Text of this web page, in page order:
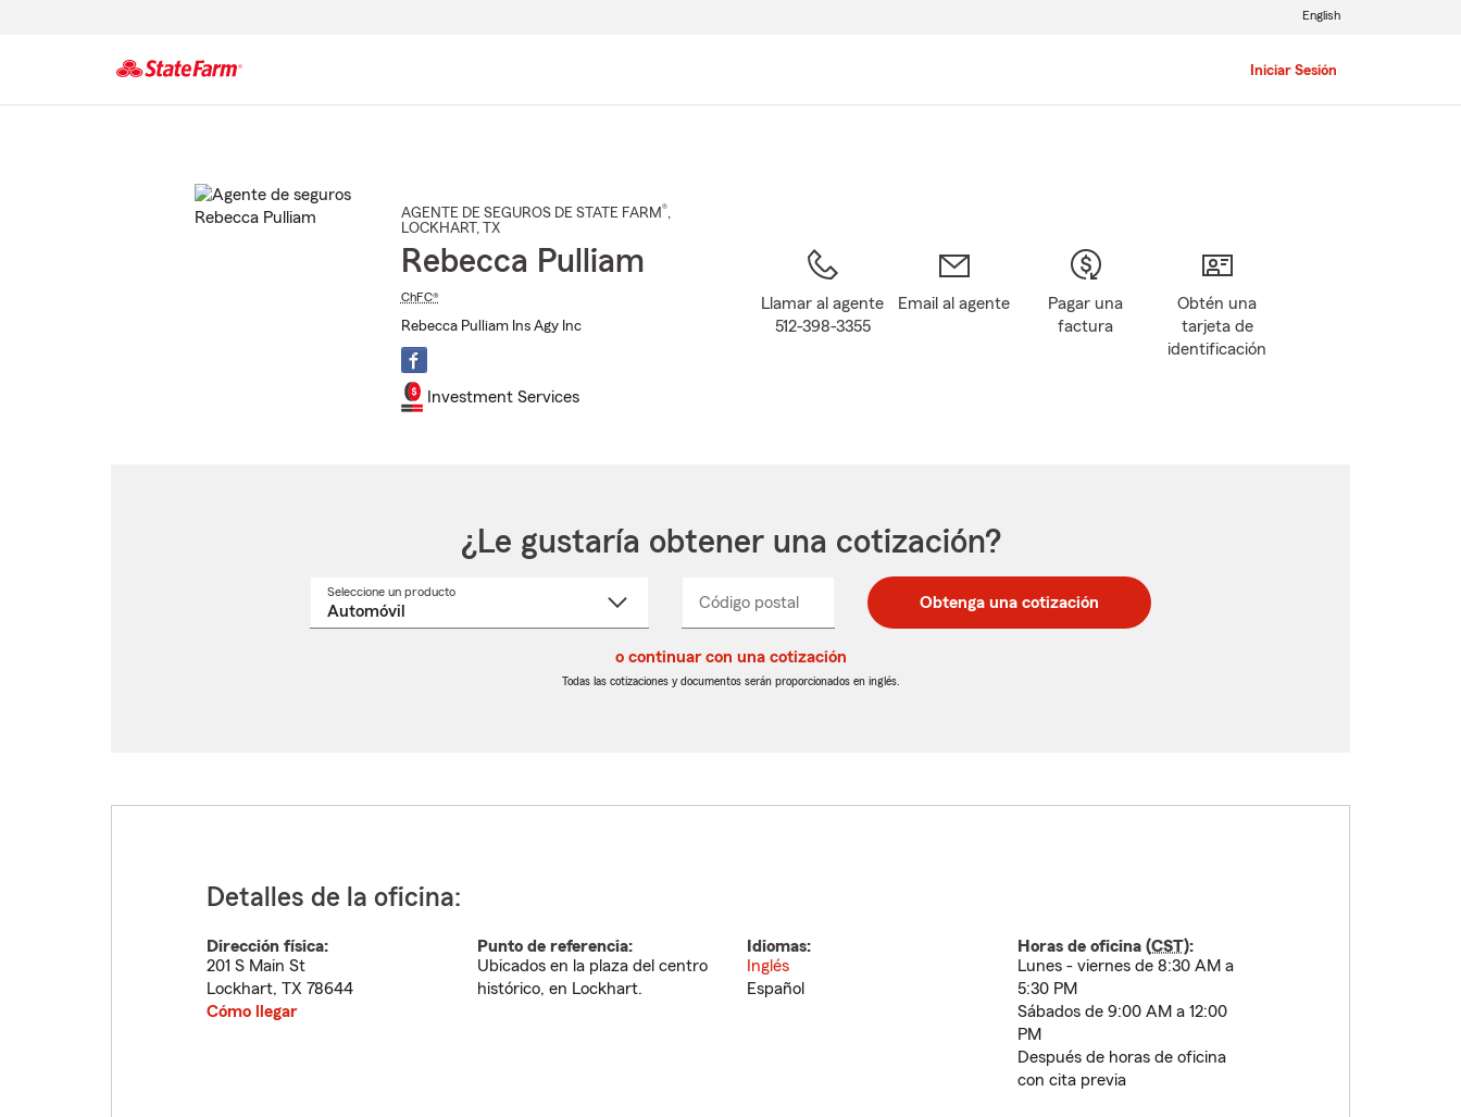
Iniciar Sesión
English
AGENTE DE SEGUROS DE STATE FARM®,
LOCKHART , TX
Rebecca Pulliam
ChFC®
Rebecca Pulliam Ins Agy Inc
Investment Services
Llamar al agente
512-398-3355
Email al agente
Pagar una
factura
Obtén una
tarjeta de
identificación
¿Le gustaría obtener una cotización?
Seleccione un productoSeleccione
Código postal
postal
de
postal
de
_____ Obtenga una cotización
o continuar con una cotización
Todas las cotizaciones y documentos serán proporcionados en inglés.
Detalles de la oficina:
Dirección física:
201 S Main St
Lockhart, TX 78644
Cómo llegar
Punto de referencia:
Ubicados en la plaza del centro
histórico, en Lockhart.
Idiomas:
Inglés
Español
Horas de oficina (CST):
Lunes - viernes de 8:30 AM a
5:30 PM
Sábados de 9:00 AM a 12:00
PM
Después de horas de oficina
con cita previa